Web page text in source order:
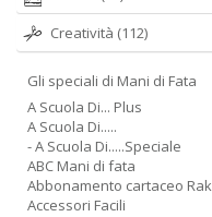
Creatività (112)
Gli speciali di Mani di Fata
A Scuola Di... Plus
A Scuola Di.....
- A Scuola Di.....Speciale
ABC Mani di fata
Abbonamento cartaceo
Accessori Facili